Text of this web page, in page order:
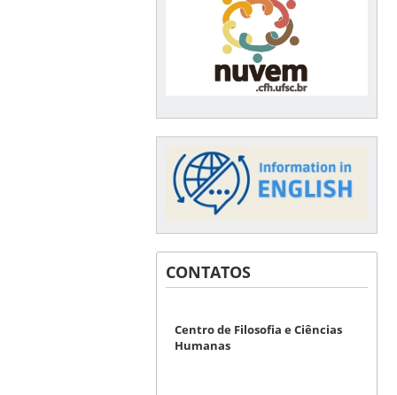
CONTATOS
Centro de Filosofia e Ciências
Humanas